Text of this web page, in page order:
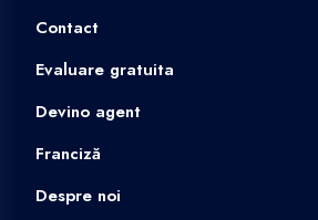
Contact
Evaluare gratuita
Devino agent
Franciză
Despre noi